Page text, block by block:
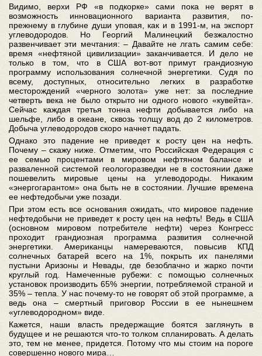
Видимо, верхи РФ «в подкорке» сами пока не верят в
возможность инновационного варианта развития, по-
прежнему в глубине души уповая, как и в 1991-м, на экспорт
углеводородов. Но Георгий Малинецкий безжалостно
развенчивает эти мечтания: – Давайте не лгать самим себе:
время «нефтяной цивилизации» заканчивается. И дело не
только в том, что в США вот-вот примут грандиозную
программу использования солнечной энергетики. Судя по
всему, доступных, относительно легких в разработке
месторождений «черного золота» уже нет: за последние
четверть века не было открыто ни одного нового «кувейта».
Сейчас каждая третья тонна нефти добывается либо на
шельфе, либо в океане, сквозь толщу вод до 2 километров.
Добыча углеводородов скоро начнет падать.
Однако это падение не приведет к росту цен на нефть.
Почему – скажу ниже. Отметим, что Российская Федерация с
ее семью процентами в мировом нефтяном балансе и
разваленной системой геологоразведки не в состоянии даже
пошевелить мировые цены на углеводороды. Никаким
«энергогарантом» она быть не в состоянии. Лучшие времена
ее нефтедобычи уже позади.
При этом есть все основания ожидать, что мировое падение
нефтедобычи не приведет к росту цен на нефть! Ведь в США
(основном мировом потребителе нефти) через Конгресс
проходит грандиозная программа развития солнечной
энергетики. Американцы намереваются, повысив КПД
солнечных батарей всего на 1%, покрыть их панелями
пустыни Аризоны и Невады, где безоблачно и жарко почти
круглый год. Намеченные рубежи: с помощью солнечных
установок производить 65% энергии, потребляемой страной и
35% – тепла. У нас почему-то не говорят об этой программе, а
ведь она – смертный приговор России в ее нынешнем
«углеводородном» виде.
Кажется, наши власть предержащие боятся заглянуть в
будущее и не решаются что-то толком спланировать. А делать
это, тем не менее, придется. Потому что мы стоим на пороге
совершенно нового мира…